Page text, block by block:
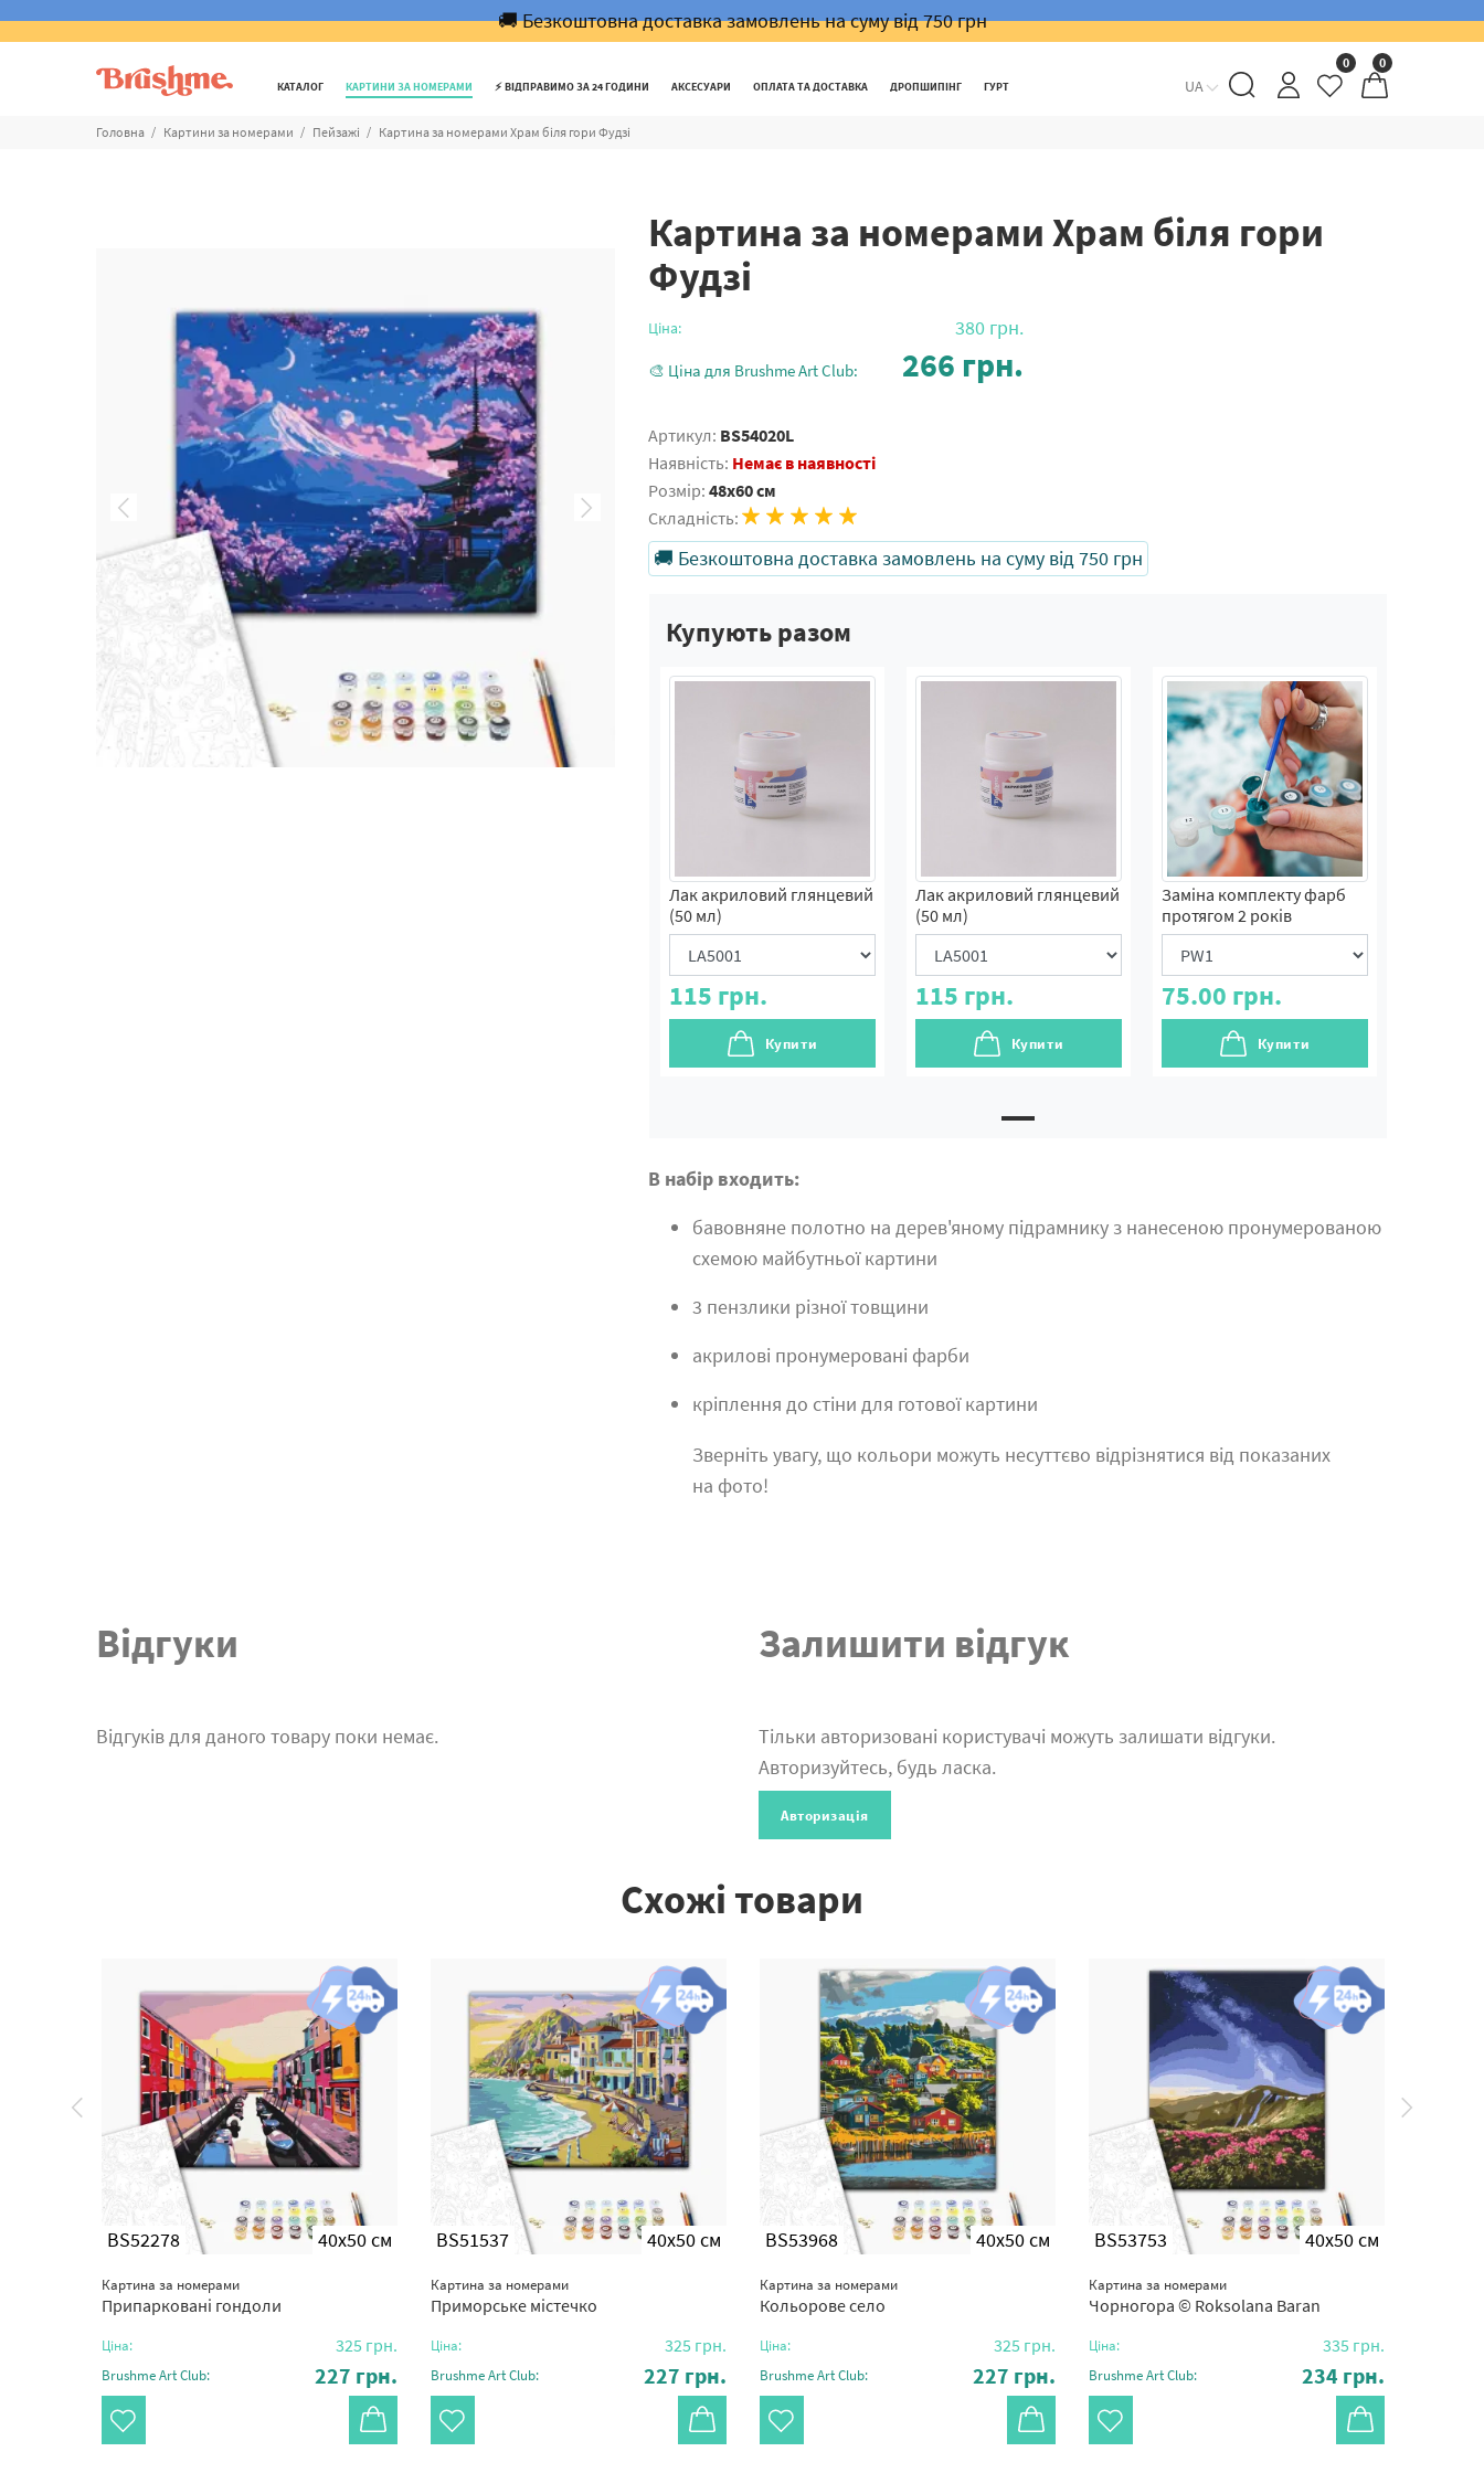
🚚 Безкоштовна доставка замовлень на суму від 750 грн
КАТАЛОГ КАРТИНИ ЗА НОМЕРАМИ ⚡️ ВІДПРАВИМО ЗА 24 ГОДИНИ АКСЕСУАРИ ОПЛАТА ТА ДОСТАВКА ДРОПШИПІНГ ГУРТ UA
0 0
Головна Картини за номерами Пейзажі Картина за номерами Храм біля гори Фудзі
Картина за номерами Храм біля гори
Фудзі
Ціна: 380 грн.
🎨 Ціна для Brushme Art Club: 266 грн.
Артикул: BS54020L
Наявність: Немає в наявності
Розмір: 48x60 см
Складність:
🚚 Безкоштовна доставка замовлень на суму від 750 грн
Купують разом
Лак акриловий глянцевий
(50 мл)
115 грн.
Купити
Лак акриловий глянцевий
(50 мл)
115 грн.
Купити
Заміна комплекту фарб
протягом 2 років
75.00 грн.
Купити
В набір входить:
бавовняне полотно на дерев'яному підрамнику з нанесеною пронумерованою
схемою майбутньої картини
3 пензлики різної товщини
акрилові пронумеровані фарби
кріплення до стіни для готової картини
Зверніть увагу, що кольори можуть несуттєво відрізнятися від показаних
на фото!
Відгуки
Відгуків для даного товару поки немає.
Залишити відгук
Тільки авторизовані користувачі можуть залишати відгуки.
Авторизуйтесь, будь ласка.
Авторизація
Схожі товари
BS52278 40x50 см
Картина за номерами
Припарковані гондоли
Ціна: 325 грн.
Brushme Art Club: 227 грн.
BS51537 40x50 см
Картина за номерами
Приморське містечко
Ціна: 325 грн.
Brushme Art Club: 227 грн.
BS53968 40x50 см
Картина за номерами
Кольорове село
Ціна: 325 грн.
Brushme Art Club: 227 грн.
BS53753 40x50 см
Картина за номерами
Чорногора © Roksolana Baran
Ціна: 335 грн.
Brushme Art Club: 234 грн.